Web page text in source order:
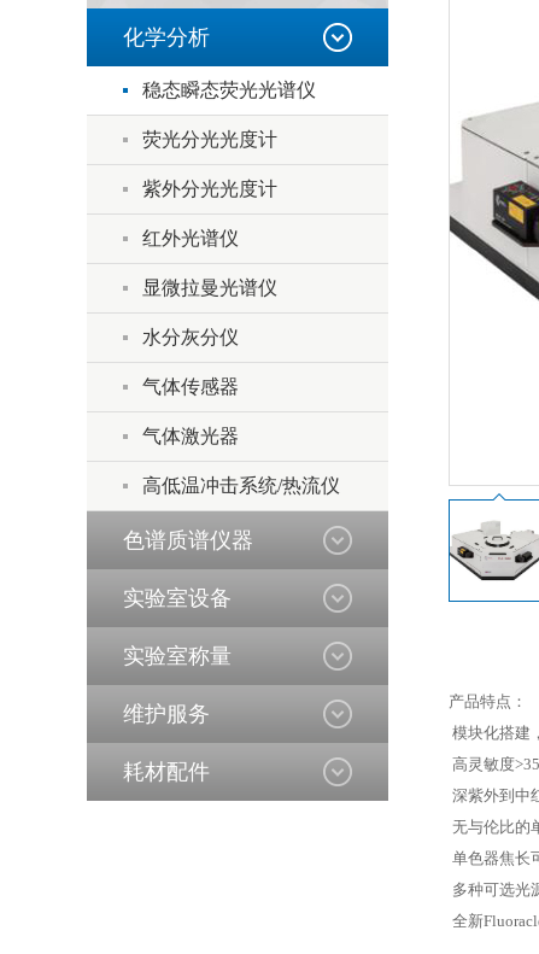
化学分析
稳态瞬态荧光光谱仪
荧光分光光度计
紫外分光光度计
红外光谱仪
显微拉曼光谱仪
水分灰分仪
气体传感器
气体激光器
高低温冲击系统/热流仪
色谱质谱仪器
实验室设备
实验室称量
维护服务
耗材配件
产品特点：
模块化搭建
高灵敏度
深紫外到中
无与伦比的
单色器焦长
多种可选光
全新